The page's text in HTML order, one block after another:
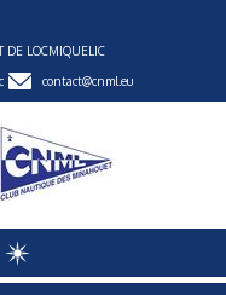
DE LOCMIQUELIC
contact@cnml.eu